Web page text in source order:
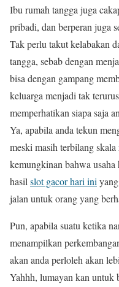
Ibu rumah tangga juga
pribadi, dan berperan juga
Tak perlu takut kelabakan
tangga, sebab dengan
bisa dengan gampang
keluarga menjadi tak
memperhatikan siapa saja
Ya, apabila anda tekun
meski masih terbilang
kemungkinan bahwa
hasil slot gacor hari ini
jalan untuk orang yang
Pun, apabila suatu ketika
menampilkan
akan anda perloleh akan
Yahhh, lumayan kan untuk